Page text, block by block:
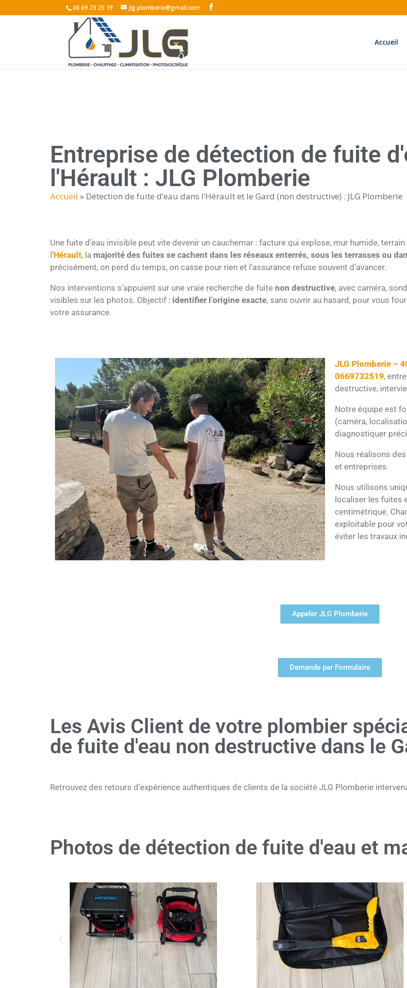
06 69 73 25 19 jlg.plomberie@gmail.com
Accueil
Entreprise de détection de fuite
l'Hérault : JLG Plomberie
Accueil » Détection de fuite d’eau dans l’Hérault et le Gard (non destructive) : JLG Plomberie
Une fuite d’eau invisible peut vite devenir un cauchemar : facture qui explose, mur humide,
l’Hérault, la majorité des fuites se cachent dans les réseaux enterrés, sous les terrasses ou
précisément, on perd du temps, on casse pour rien et l’assurance refuse souvent d’avancer.
Nos interventions s’appuient sur une vraie recherche de fuite non destructive, avec caméra,
visibles sur les photos. Objectif : identifier l’origine exacte, sans ouvrir au hasard, pour vous
votre assurance.
JLG Plomberie –
0669732519,
destructive,
Notre équipe est
(caméra,
diagnostiquer
Nous réalisons
et entreprises.
Nous utilisons
localiser les fuites
centimétrique.
exploitable pour
éviter les travaux
Appeler JLG Plomberie
Demande par Formulaire
Les Avis Client de votre plombier
de fuite d'eau non destructive dans le
Retrouvez des retours d’expérience authentiques de clients de la société JLG Plomberie
Photos de détection de fuite d'eau et